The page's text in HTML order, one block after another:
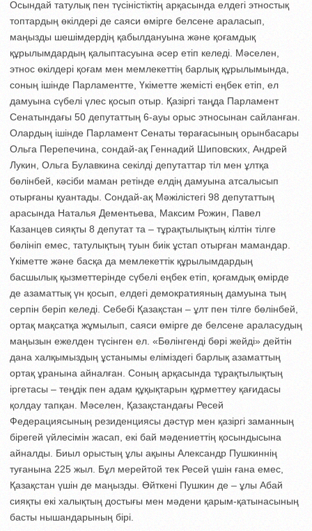
Осындай татулық пен түсіністіктің арқасында елдегі этностық
топтардың өкілдері де саяси өмірге белсене араласып,
маңызды шешімдердің қабылдануына және қоғамдық
құрылымдардың қалып­тасуына әсер етіп келеді. Мәселен,
этнос өкілдері қоғам мен мемлекеттің бар­лық құрылымында,
соның ішінде Пар­ламентте, Үкіметте жемісті еңбек етіп, ел
дамуына сүбелі үлес қосып отыр. Қазіргі таңда Парламент
Сенатындағы 50 депутаттың 6-ауы орыс этносынан сайланған.
Олардың ішінде Парламент Сенаты төрағасының орынбасары
Ольга Перепечина, сондай-ақ Геннадий Шиповских, Андрей
Лукин, Ольга Булав­кина секілді депутаттар тіл мен ұлтқа
бөлінбей, кәсіби маман ретінде елдің дамуына атсалысып
отырғаны қуантады. Сондай-ақ Мәжілістегі 98 депутаттың
арасында Наталья Дементьева, Максим Рожин, Павел
Казанцев сияқты 8 депутат та – тұрақтылықтың кілтін тілге
бөлініп емес, татулықтың туын биік ұстап отырған мамандар.
Үкіметте және басқа да мемлекеттік құрылымдардың
басшылық қызметтерінде сүбелі еңбек етіп, қоғамдық өмірде
де азаматтық үн қо­сып, елдегі демократияның дамуына тың
серпін беріп келеді. Себебі Қазақстан – ұлт пен тілге бөлінбей,
ортақ мақсатқа жұмылып, саяси өмірге де белсене араласудың
маңызын ежелден түсінген ел. «Бөлінгенді бөрі жейді» дейтін
дана халқымыздың ұстанымы еліміздегі барлық азаматтың
ортақ ұра­ны­на айналған. Соның арқасында тұрақ­тылықтың
іргетасы – теңдік пен адам құқықтарын құрметтеу қағидасы
қолдау тапқан. Мәселен, Қазақстандағы Ресей
Федерациясының резиденциясы дәстүр мен қазіргі заманның
бірегей үйлесімін жасап, екі бай мәдениеттің қосындысына
айналды. Биыл орыстың ұлы ақыны Александр Пушкиннің
туғанына 225 жыл. Бұл мерейтой тек Ресей үшін ғана емес,
Қазақстан үшін де маңызды. Өйткені Пушкин де – ұлы Абай
сияқты екі халықтың достығы мен мәдени қарым-қатынасының
басты нышандарының бірі.